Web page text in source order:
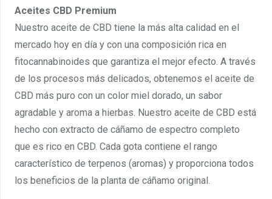
Aceites CBD Premium
Nuestro aceite de CBD tiene la más alta calidad en el
mercado hoy en día y con una composición rica en
fitocannabinoides que garantiza el mejor efecto. A través
de los procesos más delicados, obtenemos el aceite de
CBD más puro con un color miel dorado, un sabor
agradable y aroma a hierbas. Nuestro aceite de CBD está
hecho con extracto de cáñamo de espectro completo
que es rico en CBD. Cada gota contiene el rango
característico de terpenos (aromas) y proporciona todos
los beneficios de la planta de cáñamo original.